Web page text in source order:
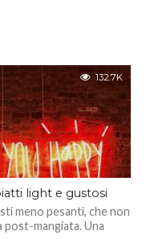
132.7K
light e gustosi
meno pesanti, che non
post-mangiata. Una